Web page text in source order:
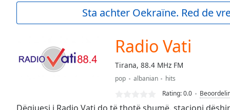
Current
0.00%
Seek to
Sta achter Oekraïne. Red de
Radio Vati
Tirana, 88.4 MHz FM
pop albanian
hits
Rating:0.0